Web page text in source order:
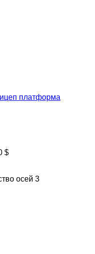
платформа
$
осей 3